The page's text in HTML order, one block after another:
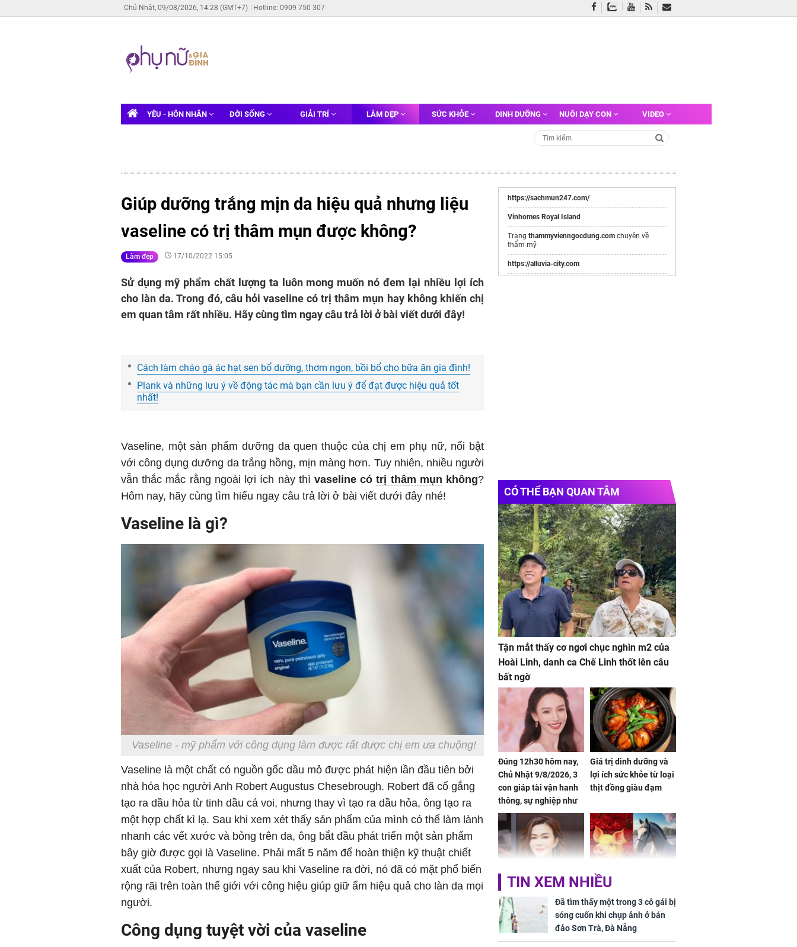
Chủ Nhật, 09/08/2026, 14:28 (GMT+7) Hotline: 0909 750 307
YÊU - HÔN NHÂN ĐỜI SỐNG GIẢI TRÍ LÀM ĐẸP SỨC KHỎE DINH DƯỠNG NUÔI DẠY CON VIDEO
Giúp dưỡng trắng mịn da hiệu quả nhưng liệu
vaseline có trị thâm mụn được không?
Làm đẹp 17/10/2022 15:05
Sử dụng mỹ phẩm chất lượng ta luôn mong muốn nó đem lại nhiều lợi ích
cho làn da. Trong đó, câu hỏi vaseline có trị thâm mụn hay không khiến chị
em quan tâm rất nhiều. Hãy cùng tìm ngay câu trả lời ở bài viết dưới đây!
Cách làm cháo gà ác hạt sen bổ dưỡng, thơm ngon, bồi bổ cho bữa ăn gia đình!
Plank và những lưu ý về động tác mà bạn cần lưu ý để đạt được hiệu quả tốt
nhất!
Vaseline, một sản phẩm dưỡng da quen thuộc của chị em phụ nữ, nổi bật
với công dụng dưỡng da trắng hồng, mịn màng hơn. Tuy nhiên, nhiều người
vẫn thắc mắc rằng ngoài lợi ích này thì vaseline cótrị thâm mụn không?
Hôm nay, hãy cùng tìm hiểu ngay câu trả lời ở bài viết dưới đây nhé!
Vaseline là gì?
Vaseline - mỹ phẩm với công dụng làm được rất được chị em ưa chuộng!
Vaseline là một chất có nguồn gốc dầu mỏ được phát hiện lần đầu tiên bởi
nhà hóa học người Anh Robert Augustus Chesebrough. Robert đã cố gắng
tạo ra dầu hỏa từ tinh dầu cá voi, nhưng thay vì tạo ra dầu hỏa, ông tạo ra
một hợp chất kì lạ. Sau khi xem xét thấy sản phẩm của mình có thể làm lành
nhanh các vết xước và bỏng trên da, ông bắt đầu phát triển một sản phẩm
bây giờ được gọi là Vaseline. Phải mất 5 năm để hoàn thiện kỹ thuật chiết
xuất của Robert, nhưng ngay sau khi Vaseline ra đời, nó đã có mặt phổ biến
rộng rãi trên toàn thế giới với công hiệu giúp giữ ẩm hiệu quả cho làn da mọi
người.
Công dụng tuyệt vời của vaseline
https://sachmun247.com/
Vinhomes Royal Island
Trang thammyvienngocdung.com chuyên về
thẩm mỹ
https://alluvia-city.com
CÓ THỂ BẠN QUAN TÂM
Tận mắt thấy cơ ngơi chục nghìn m2 của
Hoài Linh, danh ca Chế Linh thốt lên câu
bất ngờ
Đúng 12h30 hôm nay,
Chủ Nhật 9/8/2026, 3
con giáp tài vận hanh
thông, sự nghiệp như
'cá chép hóa Rồng', vét
cạn lộc lá trong thiên
hạ
Giá trị dinh dưỡng và
lợi ích sức khỏe từ loại
thịt đồng giàu đạm
'Đệ nhất mỹ nhân Hồng
Kông' Quan Chi Lâm
phản hồi tin yêu trai
trẻ kém 36 tuổi
Tử vi tuần mới (từ 10
đến 16/8/2026), 3 con
giáp mưa thuận gió
hòa, tiền về như nước,
bạc vàng dư dả, Phú
TIN XEM NHIỀU
Đã tìm thấy một trong 3 cô gái bị
sóng cuốn khi chụp ảnh ở bán
đảo Sơn Trà, Đà Nẵng